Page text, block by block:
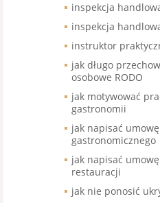
inspekcja
inspekcja
instruktor
jak długo
osobowe RODO
jak motywować
gastronomii
jak napisać
gastronomicznego
jak napisać
restauracji
jak nie ponosić